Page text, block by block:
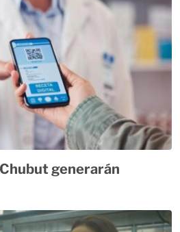
generarán